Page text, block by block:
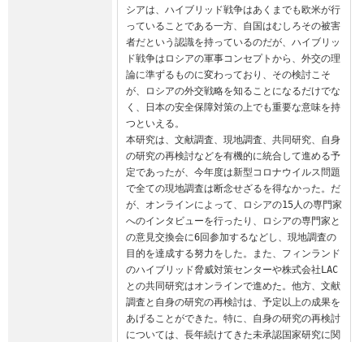
シアは、ハイブリッド戦争はあくまでも欧米が行
っていることである一方、自国はむしろその被害
者だという認識を持っているのだが、ハイブリッ
ド戦争はロシアの軍事コンセプトから、外交の理
論に準ずるものに変わっており、その検討こそ
が、ロシアの外交戦略を知ることになるだけでな
く、日本の安全保障対策の上でも重要な意味を持
つといえる。
本研究は、文献調査、現地調査、共同研究、自身
の研究の再検討などを有機的に統合して進める予
定であったが、今年度は新型コロナウイルス問題
で全ての現地調査は断念せざるを得なかった。だ
が、オンラインによって、ロシアの15人の専門家
へのインタビューを行ったり、ロシアの専門家と
の意見交換会に6回参加するなどし、現地調査の
目的を達成する努力をした。また、フィンランド
のハイブリッド脅威対策センターや株式会社LAC
との共同研究はオンラインで進めた。他方、文献
調査と自身の研究の再検討は、予定以上の成果を
あげることができた。特に、自身の研究の再検討
については、長年続けてきた未承認国家研究に関